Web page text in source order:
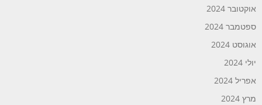
אוקטובר 2024
ספטמבר 2024
אוגוסט 2024
יולי 2024
אפריל 2024
מרץ 2024